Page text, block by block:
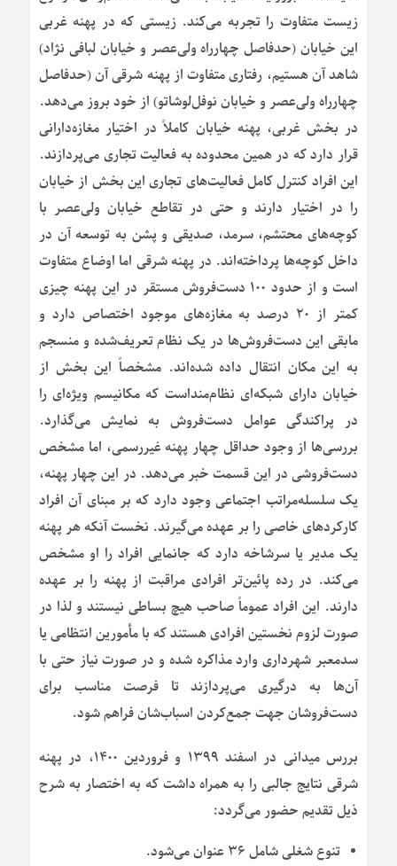
زیست متفاوت را تجربه می‌کند. زیستی که در پهنه غربی
این خیابان (حدفاصل چهارراه ولی‌عصر و خیابان لبافی نژاد)
شاهد آن هستیم، رفتاری متفاوت از پهنه شرقی آن (حدفاصل
چهارراه ولی‌عصر و خیابان نوفل‌لوشاتو) از خود بروز می‌دهد.
در بخش غربی، پهنه خیابان کاملاً در اختیار مغازه‌دارانی
قرار دارد که در همین محدوده به فعالیت تجاری می‌پردازند.
این افراد کنترل کامل فعالیت‌های تجاری این بخش از خیابان
را در اختیار دارند و حتی در تقاطع خیابان ولی‌عصر با
کوچه‌های محتشم، سرمد، صدیقی و پشن به توسعه آن در
داخل کوچه‌ها پرداخته‌اند. در پهنه شرقی اما اوضاع متفاوت
است و از حدود ۱۰۰ دست‌فروش مستقر در این پهنه چیزی
کمتر از ۲۰ درصد به مغازه‌های موجود اختصاص دارد و
مابقی این دست‌فروش‌ها در یک نظام تعریف‌شده و منسجم
به این مکان انتقال داده شده‌اند. مشخصاً این بخش از
خیابان دارای شبکه‌ای نظام‌منداست که مکانیسم ویژه‌ای را
در پراکندگی عوامل دست‌فروش به نمایش می‌گذارد.
بررسی‌ها از وجود حداقل چهار پهنه غیررسمی، اما مشخص
دست‌فروشی در این قسمت خبر می‌دهد. در این چهار پهنه،
یک سلسله‌مراتب اجتماعی وجود دارد که بر مبنای آن افراد
کارکردهای خاصی را بر عهده می‌گیرند. نخست آنکه هر پهنه
یک مدیر یا سرشاخه دارد که جانمایی افراد را او مشخص
می‌کند. در رده پائین‌تر افرادی مراقبت از پهنه را بر عهده‌
دارند. این افراد عموماً صاحب هیچ بساطی نیستند و لذا در
صورت لزوم نخستین افرادی هستند که با مأمورین انتظامی یا
سدمعبر شهرداری وارد مذاکره شده و در صورت نیاز حتی با
آن‌ها به درگیری می‌پردازند تا فرصت مناسب برای
دست‌فروشان جهت جمع‌کردن اسباب‌شان فراهم شود.
بررس میدانی در اسفند ۱۳۹۹ و فروردین ۱۴۰۰، در پهنه
شرقی نتایج جالبی را به همراه داشت که به اختصار به شرح
ذیل تقدیم حضور می‌گردد:
تنوع شغلی شامل ۳۶ عنوان می‌شود.